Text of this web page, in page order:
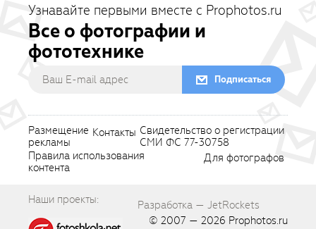
Узнавайте первыми вместе с Prophotos.ru
Все о фотографии и
фототехнике
Подписаться
Размещение
рекламы
Контакты Свидетельство о регистрации
СМИ ФС 77-30758
Правила использования
контента
Для фотографов
Наши проекты:
Разработка — JetRockets
© 2007 — 2026 Prophotos.ru